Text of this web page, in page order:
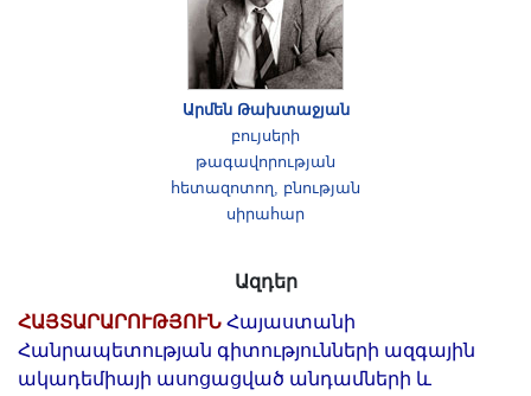
Արմեն Թախտաջյան
բույսերի
թագավորության
հետազոտող, բնության
սիրահար
Ազդեր
ՀԱՅՏԱՐԱՐՈՒԹՅՈՒՆ Հայաստանի
Հանրապետության գիտությունների ազգային
ակադեմիայի ասոցացված անդամների և